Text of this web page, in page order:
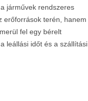
járművek rendszeres
erőforrások terén, hanem
fel egy bérelt
leállási időt és a szállítási